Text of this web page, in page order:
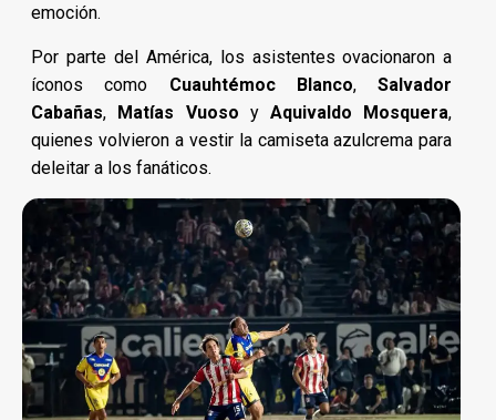
emoción.
Por parte del América, los asistentes ovacionaron a
íconos como Cuauhtémoc Blanco,Salvador
Cabañas, Matías Vuoso yAquivaldo Mosquera,
quienes volvieron a vestir la camiseta azulcrema para
deleitar a los fanáticos.